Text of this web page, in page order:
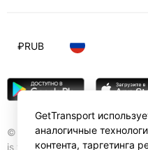
© Gettransport International
is trademark of Gettransport
₽RUB
GetTransport
аналогичные
контента, таргетинга